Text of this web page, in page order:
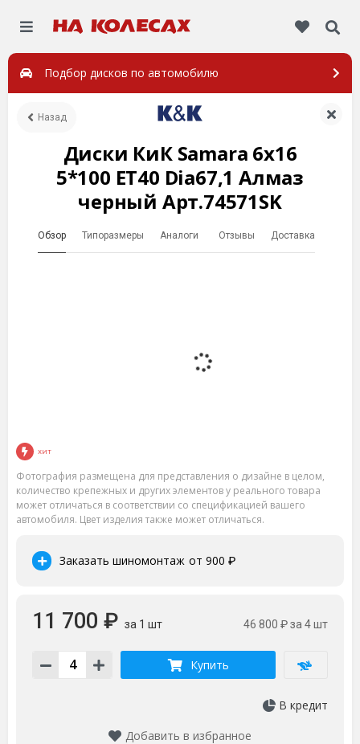
Подбор дисков по автомобилю
Назад
Диски КиК Samara 6x16
5*100 ET40 Dia67,1 Алмаз
черный Арт.74571SK
Обзор Типоразмеры Аналоги Отзывы Доставка
ХИТ
Фотография размещена для представления о дизайне в целом,
количество крепежных и других элементов у реального товара
может отличаться в соответствии со спецификацией вашего
автомобиля. Цвет изделия также может отличаться.
Заказать шиномонтаж от 900 ₽
11 700 ₽ за 1 шт 46 800 ₽за 4 шт
Купить
В кредит
Добавить в избранное